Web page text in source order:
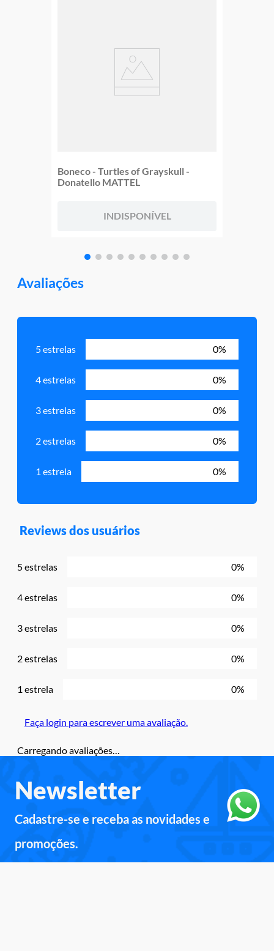
Boneco - Turtles of Grayskull -
Donatello MATTEL
INDISPONÍVEL
Avaliações
5 estrelas 0%
4 estrelas 0%
3 estrelas 0%
2 estrelas 0%
1 estrela 0%
Reviews dos usuários
5 estrelas 0%
4 estrelas 0%
3 estrelas 0%
2 estrelas 0%
1 estrela 0%
Faça login para escrever uma avaliação.
Carregando avaliações…
Newsletter
Cadastre-se e receba as novidades e
promoções.